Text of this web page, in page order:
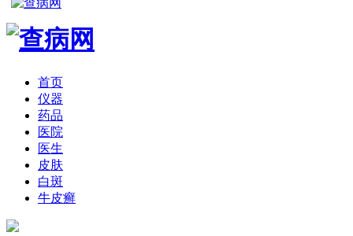
首页
仪器
药品
医院
医生
皮肤
白斑
牛皮癣